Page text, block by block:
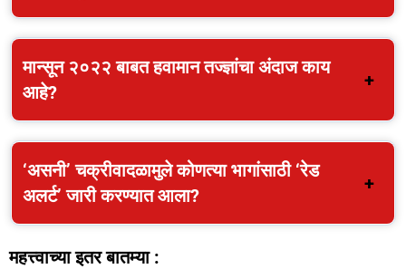
मान्सून २०२२ बाबतहवामान तज्ज्ञांचा अंदाजकाय
आहे?
‘असनी’ चक्रीवादळामुले कोणत्या भागांसाठी ‘रेड
अलर्ट’ जारी करण्यात आला?
महत्त्वाच्या इतर बातम्या :